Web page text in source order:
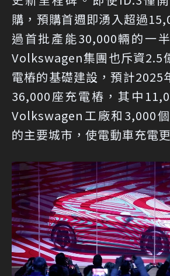
購，預購首週即湧入超過
過首批產能30,000輛的一
Volkswagen集團也斥資2.5
電樁的基礎建設，預計2025
36,000座充電樁，其中
Volkswagen工廠和3,000
的主要城市，使電動車充電